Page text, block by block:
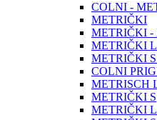
COLNI -
METRIČKI
METRIČKI -
METRIČKI
METRIČKI
COLNI
METRISCH
METRIČKI S
METRIČKI